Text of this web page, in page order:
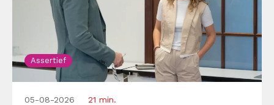
Assertief
05-08-2026 21 min.